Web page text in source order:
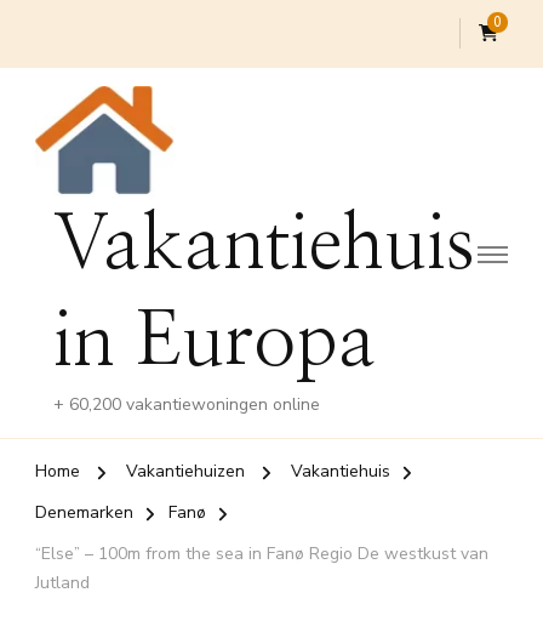
0
Vakantiehuis
in Europa
+ 60,200 vakantiewoningen online
Home Vakantiehuizen
Vakantiehuis
Denemarken
Fanø
“Else” – 100m from the sea in Fanø Regio De westkust van
Jutland